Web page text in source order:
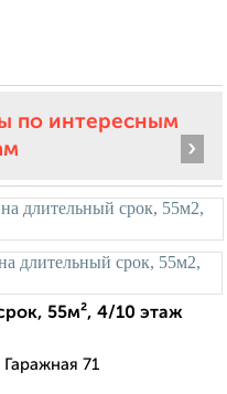
по интересным
›
55м², 4/10 этаж
71